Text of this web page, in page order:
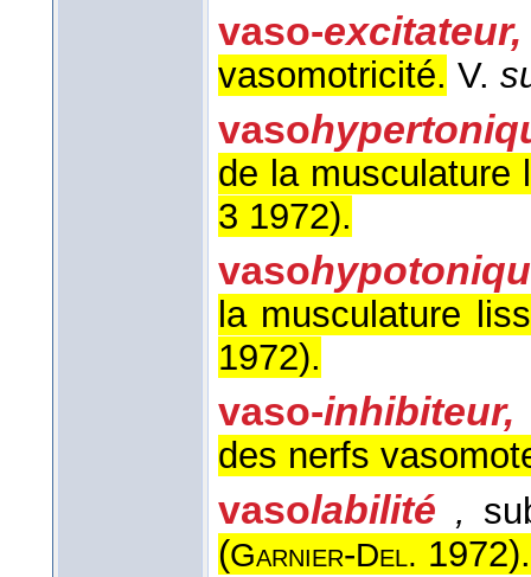
vaso-
vasomotricité. V.
vaso
de la musculature
3 1972).
vaso
la musculature
1972).
vaso-
des nerfs
vasolabilité ,
(Garnier-Del. 1972).